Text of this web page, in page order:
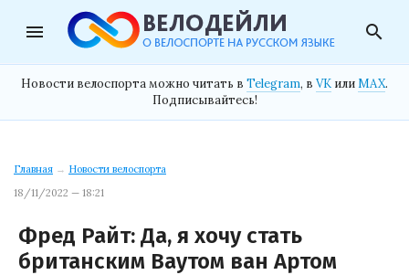
menu search
Новости велоспорта можно читать в Telegram, в VK илиMAX.
Подписывайтесь!
Главная → Новости велоспорта
18/11/2022 — 18:21
Фред Райт: Да, я хочу стать
британским Ваутом ван Артом